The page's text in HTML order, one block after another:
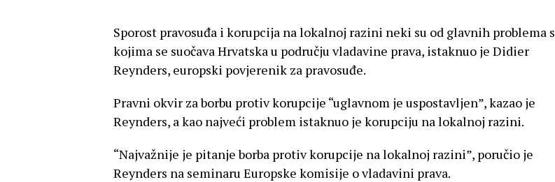
Sporost pravosuđa i korupcija na lokalnoj razini neki su od glavnih problema s
kojima se suočava Hrvatska u području vladavine prava, istaknuo je Didier
Reynders, europski povjerenik za pravosuđe.
Pravni okvir za borbu protiv korupcije “uglavnom je uspostavljen”, kazao je
Reynders, a kao najveći problem istaknuo je korupciju na lokalnoj razini.
“Najvažnije je pitanje borba protiv korupcije na lokalnoj razini”, poručio je
Reynders na seminaru Europske komisije o vladavini prava.